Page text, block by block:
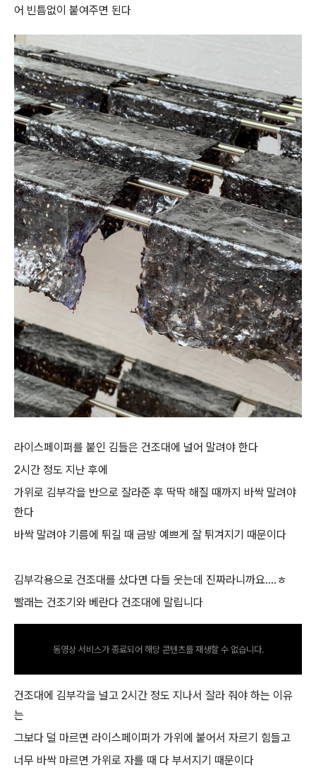
어 빈틈없이 붙여주면 된다
라이스페이퍼를 붙인 김들은 건조대에 널어 말려야 한다
2시간 정도 지난 후에
가위로 김부각을 반으로 잘라준 후 딱딱 해질 때까지 바싹 말려야
한다
바싹 말려야 기름에 튀길 때 금방 예쁘게 잘 튀겨지기 때문이다
김부각용으로 건조대를 샀다면 다들 웃는데 진짜라니까요....ㅎ
빨래는 건조기와 베란다 건조대에 말립니다
동영상 서비스가 종료되어 해당 콘텐츠를 재생할 수 없습니다.
건조대에 김부각을 널고 2시간 정도 지나서 잘라 줘야 하는 이유
는
그보다 덜 마르면 라이스페이퍼가 가위에 붙어서 자르기 힘들고
너무 바싹 마르면 가위로 자를 때 다 부서지기 때문이다